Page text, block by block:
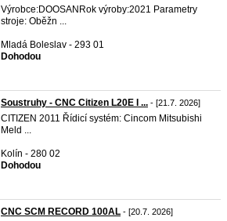
Výrobce:DOOSANRok výroby:2021 Parametry
stroje: Oběžn ...
Mladá Boleslav - 293 01
Dohodou
Soustruhy - CNC Citizen L20E I ... - [21.7. 2026]
CITIZEN 2011 Řídicí systém: Cincom Mitsubishi
Meld ...
Kolín - 280 02
Dohodou
CNC SCM RECORD 100AL - [20.7. 2026]